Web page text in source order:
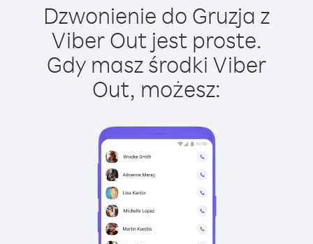
Dzwonienie do Gruzja z
Viber Out jest proste.
Gdy masz środki Viber
Out, możesz: